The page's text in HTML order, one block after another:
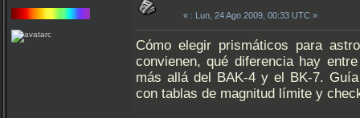
« : Lun, 24 Ago 2009, 00:33 UTC »
Cómo elegir prismáticos para
convienen, qué diferencia hay
más allá del BAK-4 y el BK-7.
con tablas de magnitud límite y